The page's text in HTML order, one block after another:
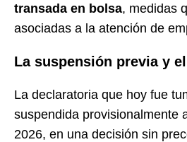
transada en bolsa, medidas
asociadas a la atención de
La suspensión previa y
La declaratoria que hoy fue
suspendida provisionalmente
2026, en una decisión sin